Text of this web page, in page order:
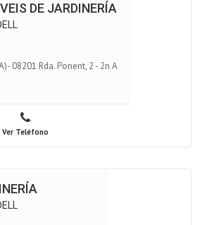
DE JARDINERÍA
08201 Rda. Ponent, 2 - 2n A
Ver Teléfono